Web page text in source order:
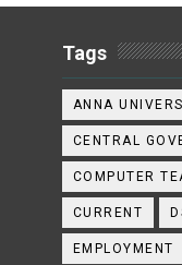
Tags
ANNA
CENTRAL
COMPUTER
CURRENT
EMPLOYMENT